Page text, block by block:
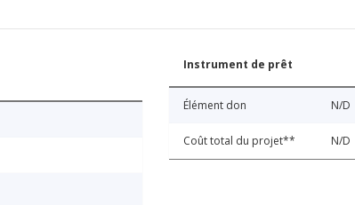
Instrument de prêt
Élément don N/D
Coût total du projet** N/D